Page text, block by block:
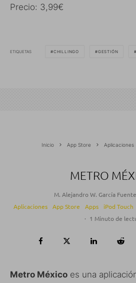
Precio: 3,99€
ETIQUETAS CHILLINGO GESTIÓN
Inicio App Store Aplicaciones
METRO
M. Alejandro W. García
Aplicaciones
App Store Apps iPod Touch
· 1 Minuto de
Metro México es una